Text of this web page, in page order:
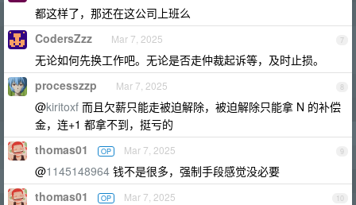
都这样了，那还在这公司上班么
7
CodersZzz Mar 7, 2025
无论如何先换工作吧。无论是否走仲裁起诉等，及时止损。
8
processzzp Mar 7, 2025
@kiritoxf 而且欠薪只能走被迫解除，被迫解除只能拿 N 的补偿
金，连+1 都拿不到，挺亏的
9
thomas01 OP Mar 7, 2025
@1145148964 钱不是很多，强制手段感觉没必要
10
thomas01 OP Mar 7, 2025